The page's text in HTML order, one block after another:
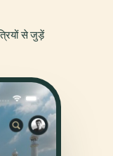
से जुड़ें